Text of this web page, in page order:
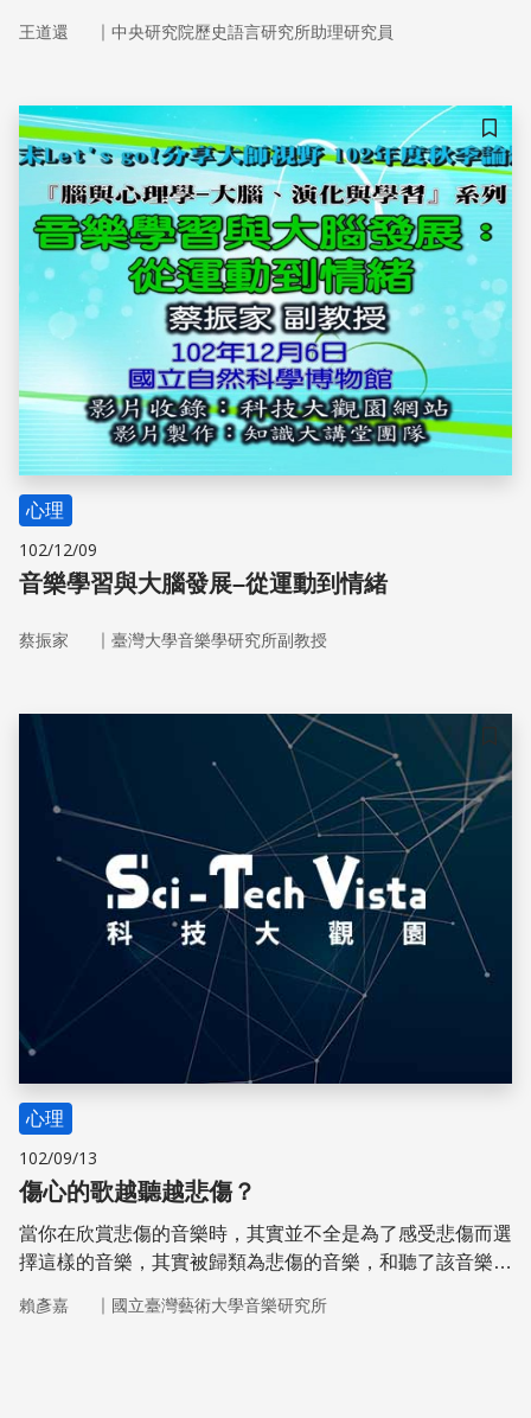
感神經的活動狀況。研究發現，迷走神經張力高的人較容易
王道還 ｜ 中央研究院歷史語言研究所助理研究員
儲存
心理
102/12/09
音樂學習與大腦發展–從運動到情緒
蔡振家 ｜ 臺灣大學音樂學研究所副教授
儲存
心理
102/09/13
傷心的歌越聽越悲傷？
當你在欣賞悲傷的音樂時，其實並不全是為了感受悲傷而選
擇這樣的音樂，其實被歸類為悲傷的音樂，和聽了該音樂實
以科學實驗的方式進行了這個有趣的研究
賴彥嘉 ｜ 國立臺灣藝術大學音樂研究所